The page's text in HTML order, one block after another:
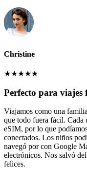
Christine
★★★★★
Perfecto para viajes
Viajamos como una
que todo fuera fácil. Cada
eSIM, por lo que
conectados. Los niños
navegó por con Google
electrónicos. Nos salvó
felices.